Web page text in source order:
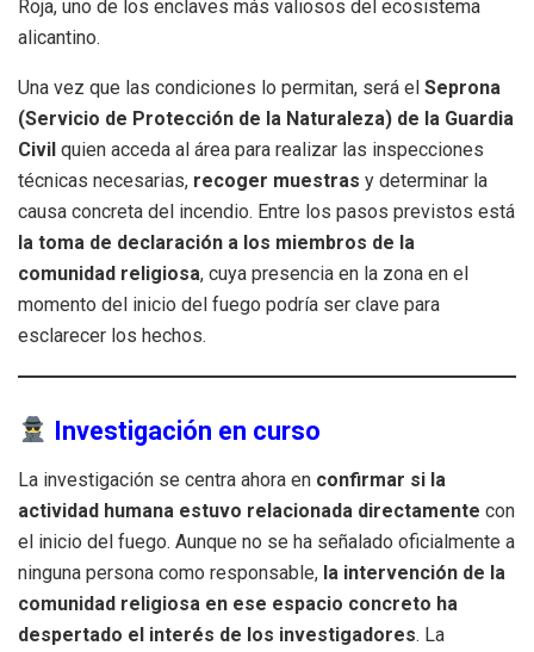
Roja, uno de los enclaves más valiosos del ecosistema
alicantino.
Una vez que las condiciones lo permitan, será el Seprona
(Servicio de Protección de la Naturaleza) de la Guardia
Civil quien acceda al área para realizar las inspecciones
técnicas necesarias, recoger muestras y determinar la
causa concreta del incendio. Entre los pasos previstos está
la toma de declaración a los miembros de la
comunidad religiosa, cuya presencia en la zona en el
momento del inicio del fuego podría ser clave para
esclarecer los hechos.
Investigación en curso
La investigación se centra ahora en confirmar si la
actividad humana estuvo relacionada directamente con
el inicio del fuego. Aunque no se ha señalado oficialmente a
ninguna persona como responsable, la intervención de la
comunidad religiosa en ese espacio concreto ha
despertado el interés de los investigadores. La